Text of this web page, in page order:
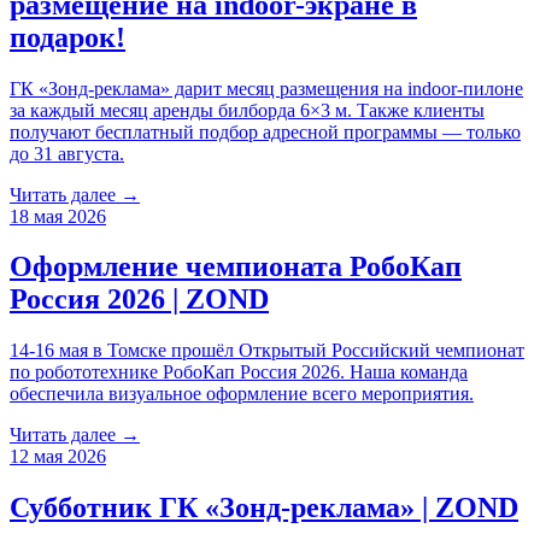
подарок!
ГК «Зонд-реклама» дарит месяц размещения на indoor-пилоне
за каждый месяц аренды билборда 6×3 м. Также клиенты
получают бесплатный подбор адресной программы — только
до 31 августа.
Читать далее →
18 мая 2026
Оформление чемпионата РобоКап
Россия 2026 | ZOND
14-16 мая в Томске прошёл Открытый Российский чемпионат
по робототехнике РобоКап Россия 2026. Наша команда
обеспечила визуальное оформление всего мероприятия.
Читать далее →
12 мая 2026
Субботник ГК «Зонд-реклама» | ZOND